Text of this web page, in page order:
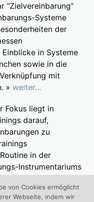
“Zielvereinbarung”
Systeme
der
in Systeme
sowie in die
mit
» weiter…
Fokus liegt in
darauf,
zu
in der
Instrumentariums
von
»weiter…
von Cookies ermöglicht
Webseite, indem wir